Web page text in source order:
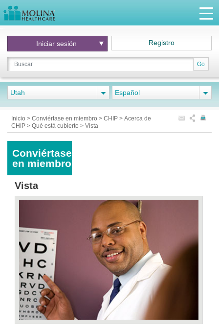
Go
Iniciar sesión Registro
Utah Español
Inicio > Conviértase en miembro > CHIP > Acerca de
CHIP > Qué está cubierto > Vista
Conviértase
en miembro
Vista